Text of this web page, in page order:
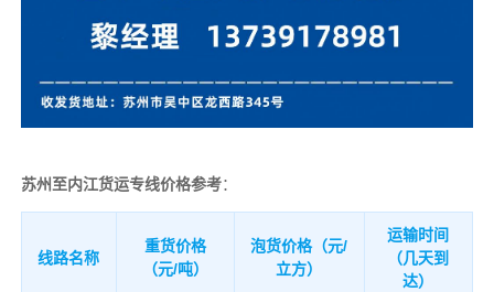
苏州至内江货运专线价格参考：
线路名称
重货价格
（元/吨）
泡货价格（元/
立方）
运输时间
（几天到
达）